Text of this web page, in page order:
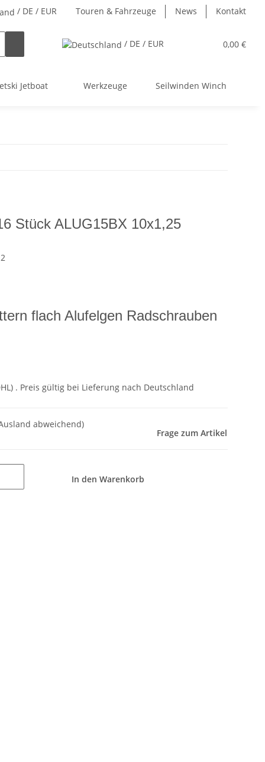
/ DE / EUR Touren & Fahrzeuge News Kontakt
/ DE / EUR 0,00 €
Jetboat Werkzeuge Seilwinden Winch
Stück ALUG15BX 10x1,25
flach Alufelgen Radschrauben
. Preis gültig bei Lieferung nach Deutschland
abweichend)
Frage zum Artikel
In den Warenkorb